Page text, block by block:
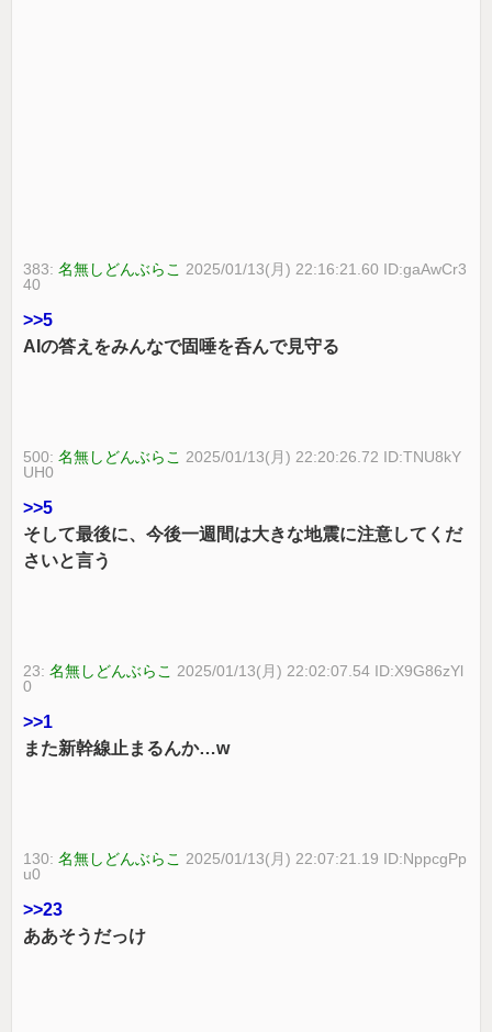
383:名無しどんぶらこ 2025/01/13(月) 22:16:21.60 ID:gaAwCr3
40
>>5
AIの答えをみんなで固唾を呑んで見守る
500:名無しどんぶらこ 2025/01/13(月) 22:20:26.72 ID:TNU8kY
UH0
>>5
そして最後に、今後一週間は大きな地震に注意してくだ
さいと言う
23:名無しどんぶらこ 2025/01/13(月) 22:02:07.54 ID:X9G86zYl
0
>>1
また新幹線止まるんか…w
130:名無しどんぶらこ 2025/01/13(月) 22:07:21.19 ID:NppcgPp
u0
>>23
ああそうだっけ